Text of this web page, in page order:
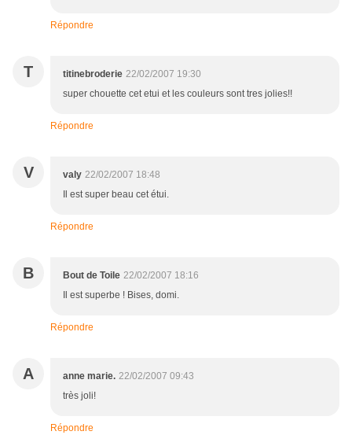
Répondre
T titinebroderie 22/02/2007 19:30
super chouette cet etui et les couleurs sont tres jolies!!
Répondre
V valy 22/02/2007 18:48
Il est super beau cet étui.
Répondre
B Bout de Toile 22/02/2007 18:16
Il est superbe ! Bises, domi.
Répondre
A anne marie. 22/02/2007 09:43
très joli!
Répondre